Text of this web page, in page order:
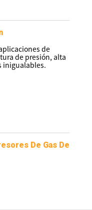
de
de presión, alta
inigualables.
De Gas De